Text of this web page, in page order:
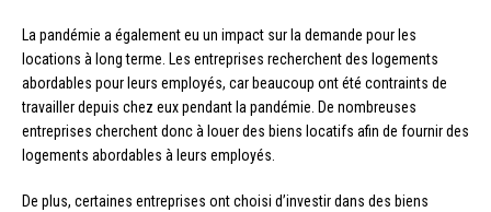
La pandémie a également eu un impact sur la demande pour les
locations à long terme. Les entreprises recherchent des logements
abordables pour leurs employés, car beaucoup ont été contraints de
travailler depuis chez eux pendant la pandémie. De nombreuses
entreprises cherchent donc à louer des biens locatifs afin de fournir des
logements abordables à leurs employés.
De plus, certaines entreprises ont choisi d’investir dans des biens